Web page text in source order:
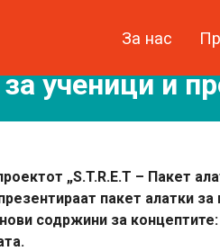
За нас
ученици и
„S.T.R.E.T – Пакет
пакет алатки
содржини за